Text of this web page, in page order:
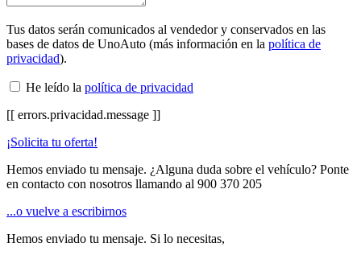
Tus datos serán comunicados al vendedor y conservados en las
bases de datos de UnoAuto (más información en la política de
privacidad).
He leído la política de privacidad
[[ errors.privacidad.message ]]
¡Solicita tu oferta!
Hemos enviado tu mensaje. ¿Alguna duda sobre el vehículo? Ponte
en contacto con nosotros llamando al 900 370 205
...o vuelve a escribirnos
Hemos enviado tu mensaje. Si lo necesitas,